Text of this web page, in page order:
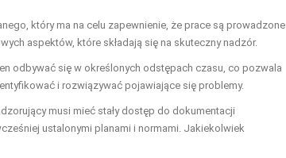
który ma na celu zapewnienie, że prace są prowadzone
aspektów, które składają się na skuteczny nadzór.
odbywać się w określonych odstępach czasu, co pozwala
i rozwiązywać pojawiające się problemy.
musi mieć stały dostęp do dokumentacji
ustalonymi planami i normami. Jakiekolwiek